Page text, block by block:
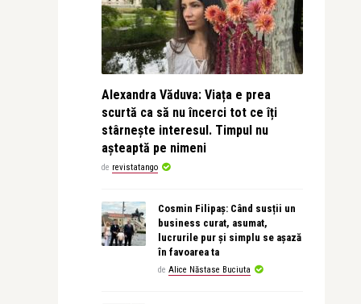
Alexandra Văduva: Viața e prea
scurtă ca să nu încerci tot ce îți
stârnește interesul. Timpul nu
așteaptă pe nimeni
de revistatango
Cosmin Filipaș: Când susții un
business curat, asumat,
lucrurile pur și simplu se așază
în favoarea ta
de Alice Năstase Buciuta